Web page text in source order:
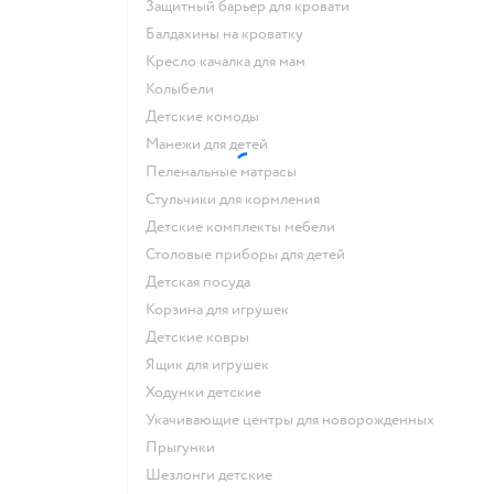
Защитный барьер для кровати
Балдахины на кроватку
Кресло качалка для мам
Колыбели
Детские комоды
Манежи для детей
Пеленальные матрасы
Стульчики для кормления
Детские комплекты мебели
Столовые приборы для детей
Детская посуда
Корзина для игрушек
Детские ковры
Ящик для игрушек
Ходунки детские
Укачивающие центры для новорожденных
Прыгунки
Шезлонги детские